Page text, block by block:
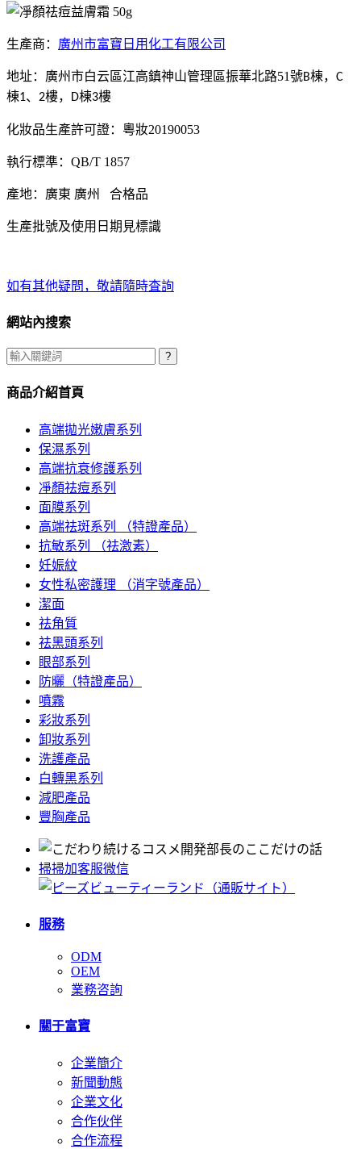
生產商： 廣州市富寶日用化工有限公司
地址：廣州市白云區江高鎮神山管理區振華北路51號B棟， C
棟1、 2樓， D棟3樓
化妝品生產許可證：粵妝20190053
執行標準：QB/T 1857
產地：廣東 廣州 合格品
生產批號及使用日期見標識
如有其他疑問，敬請隨時査詢
網站內搜索
商品介紹首頁
高端拋光嫩膚系列
保濕系列
高端抗衰修護系列
凈顏祛痘系列
面膜系列
高端祛斑系列 （特證產品）
抗敏系列 （祛激素）
妊娠紋
女性私密護理 （消字號產品）
潔面
祛角質
祛黑頭系列
眼部系列
防曬（特證產品）
噴霧
彩妝系列
卸妝系列
洗護產品
白轉黑系列
減肥產品
豐胸產品
掃掃加客服微信
服務
ODM
OEM
業務咨詢
關于富寶
企業簡介
新聞動態
企業文化
合作伙伴
合作流程